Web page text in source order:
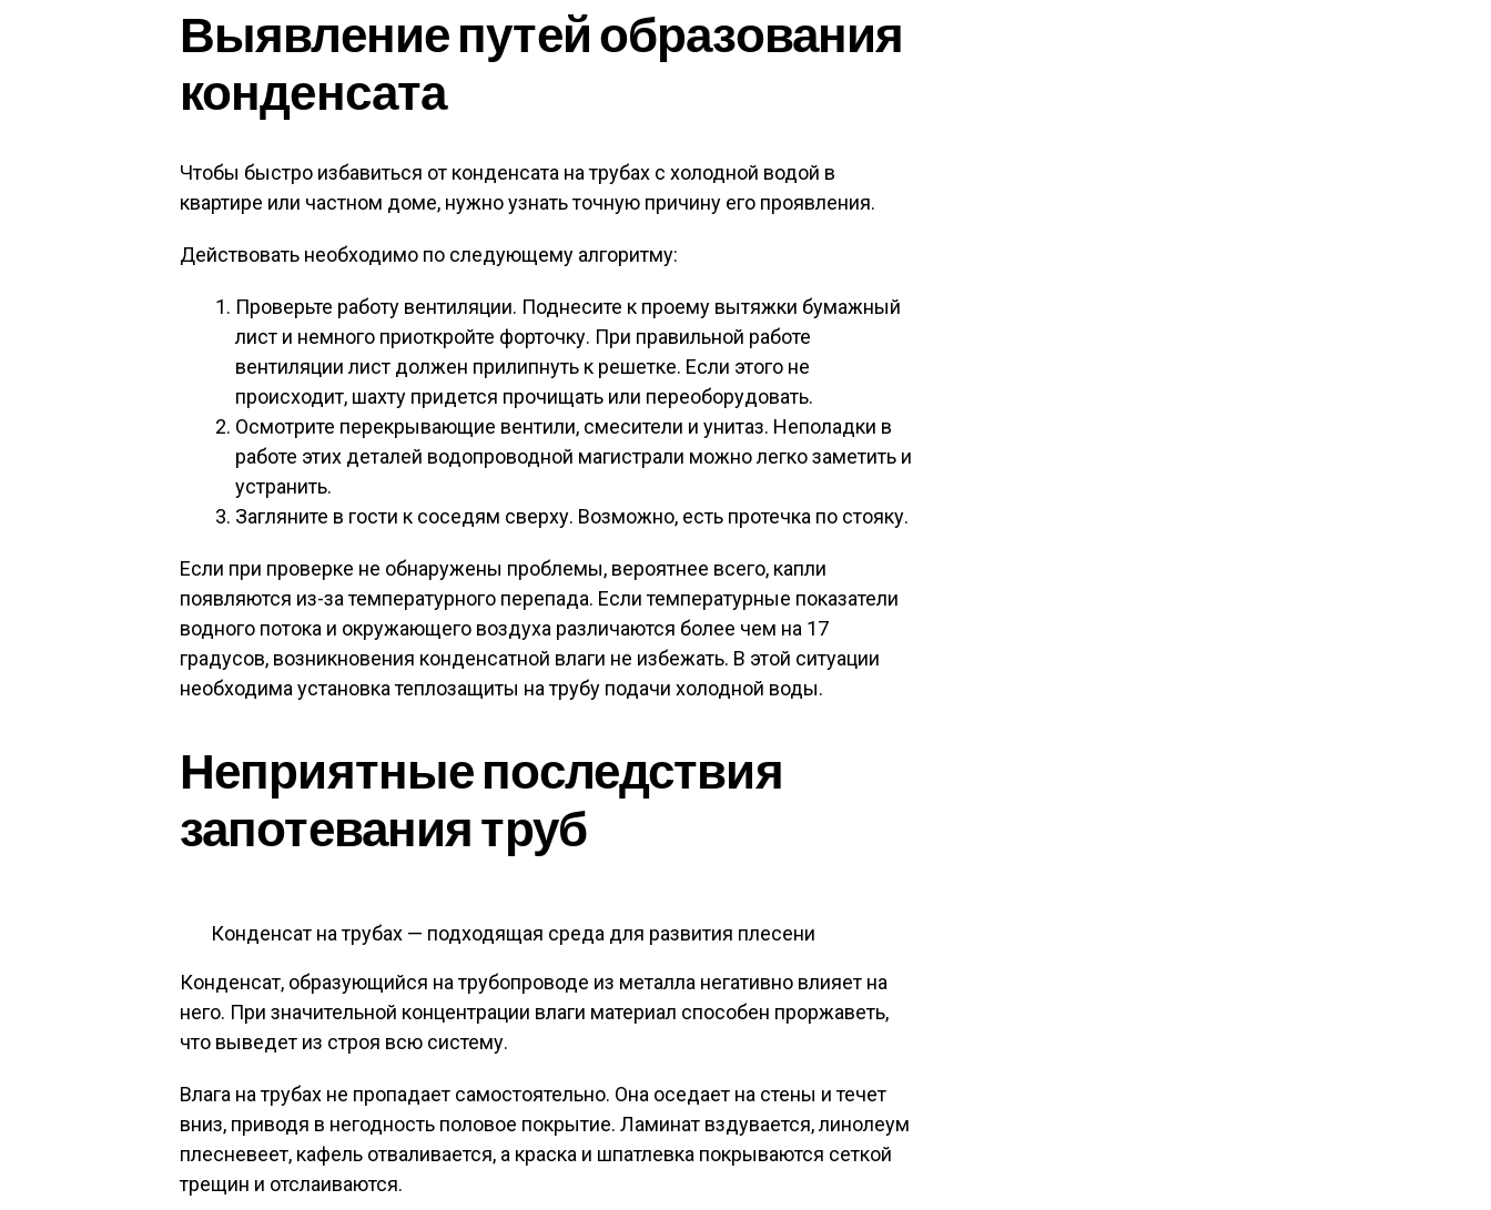
Выявление путей образования
конденсата
Чтобы быстро избавиться от конденсата на трубах с холодной водой в
квартире или частном доме, нужно узнать точную причину его проявления.
Действовать необходимо по следующему алгоритму:
Проверьте работу вентиляции. Поднесите к проему вытяжки бумажный
лист и немного приоткройте форточку. При правильной работе
вентиляции лист должен прилипнуть к решетке. Если этого не
происходит, шахту придется прочищать или переоборудовать.
Осмотрите перекрывающие вентили, смесители и унитаз. Неполадки в
работе этих деталей водопроводной магистрали можно легко заметить и
устранить.
Загляните в гости к соседям сверху. Возможно, есть протечка по стояку.
Если при проверке не обнаружены проблемы, вероятнее всего, капли
появляются из-за температурного перепада. Если температурные показатели
водного потока и окружающего воздуха различаются более чем на 17
градусов, возникновения конденсатной влаги не избежать. В этой ситуации
необходима установка теплозащиты на трубу подачи холодной воды.
Неприятные последствия
запотевания труб
Конденсат на трубах — подходящая среда для развития плесени
Конденсат, образующийся на трубопроводе из металла негативно влияет на
него. При значительной концентрации влаги материал способен проржаветь,
что выведет из строя всю систему.
Влага на трубах не пропадает самостоятельно. Она оседает на стены и течет
вниз, приводя в негодность половое покрытие. Ламинат вздувается, линолеум
плесневеет, кафель отваливается, а краска и шпатлевка покрываются сеткой
трещин и отслаиваются.